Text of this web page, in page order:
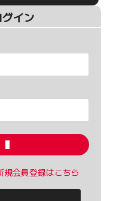
イン
規会員登録はこちら